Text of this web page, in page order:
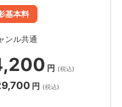
基本料
ンル共通
円 (税込)
円 (税込)